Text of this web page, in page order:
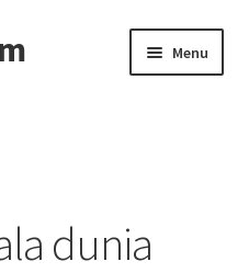
Menu
dunia